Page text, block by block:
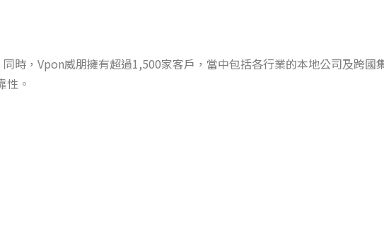
時，Vpon威朋擁有超過1,500家客戶，當中包括各行業的本地公司及跨國
性。